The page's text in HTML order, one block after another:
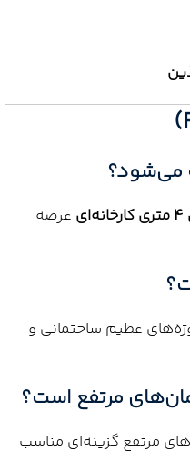
عرضه
عظیم ساختمانی و
مرتفع است؟
مرتفع گزینه‌ای مناسب